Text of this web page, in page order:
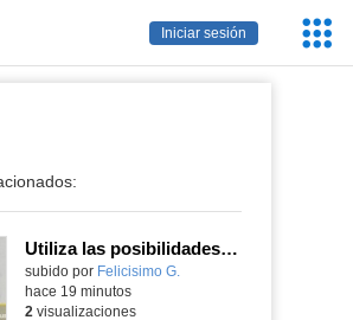
Iniciar sesión
Utiliza las posibilidades de tu microbit programando com MakeCode para medir temperatura y nivel de luz con Datalogger
Contenido educativo.
subido por Felicisimo G.
hace 19 minutos
2 visualizaciones